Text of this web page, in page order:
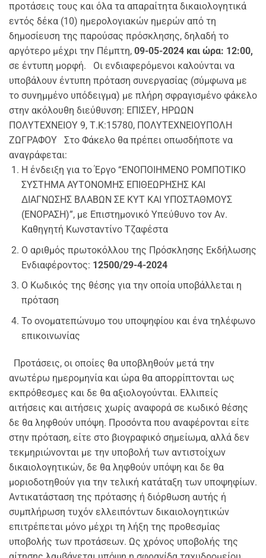
προτάσεις τους και όλα τα απαραίτητα δικαιολογητικά
εντός δέκα (10) ημερολογιακών ημερών από τη
δημοσίευση της παρούσας πρόσκλησης, δηλαδή το
αργότερο μέχρι την Πέμπτη, 09-05-2024 και ώρα: 12:00,
σε έντυπη μορφή. Οι ενδιαφερόμενοι καλούνται να
υποβάλουν έντυπη πρόταση συνεργασίας (σύμφωνα με
το συνημμένο υπόδειγμα) με πλήρη σφραγισμένο φάκελο
στην ακόλουθη διεύθυνση: ΕΠΙΣΕΥ, ΗΡΩΩΝ
ΠΟΛΥΤΕΧΝΕΙΟΥ 9, Τ.Κ:15780, ΠΟΛΥΤΕΧΝΕΙΟΥΠΟΛΗ
ΖΩΓΡΑΦΟΥ Στο Φάκελο θα πρέπει οπωσδήποτε να
αναγράφεται:
Η ένδειξη για το Έργο “ΕΝΟΠΟΙΗΜΕΝΟ ΡΟΜΠΟΤΙΚΟ
ΣΥΣΤΗΜΑ ΑΥΤΟΝΟΜΗΣ ΕΠΙΘΕΩΡΗΣΗΣ ΚΑΙ
ΔΙΑΓΝΩΣΗΣ ΒΛΑΒΩΝ ΣΕ KYT ΚΑΙ ΥΠΟΣΤΑΘΜΟΥΣ
(ΕΝΟΡΑΣΗ)”, με Επιστημονικό Υπεύθυνο τον Αν.
Καθηγητή Κωνσταντίνο Τζαφέστα
Ο αριθμός πρωτοκόλλου της Πρόσκλησης Εκδήλωσης
Ενδιαφέροντος: 12500/29-4-2024
Ο Κωδικός της θέσης για την οποία υποβάλλεται η
πρόταση
Το ονοματεπώνυμο του υποψηφίου και ένα τηλέφωνο
επικοινωνίας
Προτάσεις, οι οποίες θα υποβληθούν μετά την
ανωτέρω ημερομηνία και ώρα θα απορρίπτονται ως
εκπρόθεσμες και δε θα αξιολογούνται. Ελλιπείς
αιτήσεις και αιτήσεις χωρίς αναφορά σε κωδικό θέσης
δε θα ληφθούν υπόψη. Προσόντα που αναφέρονται είτε
στην πρόταση, είτε στο βιογραφικό σημείωμα, αλλά δεν
τεκμηριώνονται με την υποβολή των αντιστοίχων
δικαιολογητικών, δε θα ληφθούν υπόψη και δε θα
μοριοδοτηθούν για την τελική κατάταξη των υποψηφίων.
Αντικατάσταση της πρότασης ή διόρθωση αυτής ή
συμπλήρωση τυχόν ελλειπόντων δικαιολογητικών
επιτρέπεται μόνο μέχρι τη λήξη της προθεσμίας
υποβολής των προτάσεων. Ως χρόνος υποβολής της